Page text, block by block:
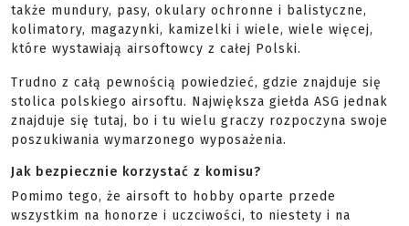
także mundury, pasy, okulary ochronne i balistyczne,
kolimatory, magazynki, kamizelki i wiele, wiele więcej,
które wystawiają airsoftowcy z całej Polski.
Trudno z całą pewnością powiedzieć, gdzie znajduje się
stolica polskiego airsoftu. Największa giełda ASG jednak
znajduje się tutaj, bo i tu wielu graczy rozpoczyna swoje
poszukiwania wymarzonego wyposażenia.
Jak bezpiecznie korzystać z komisu?
Pomimo tego, że airsoft to hobby oparte przede
wszystkim na honorze i uczciwości, to niestety i na